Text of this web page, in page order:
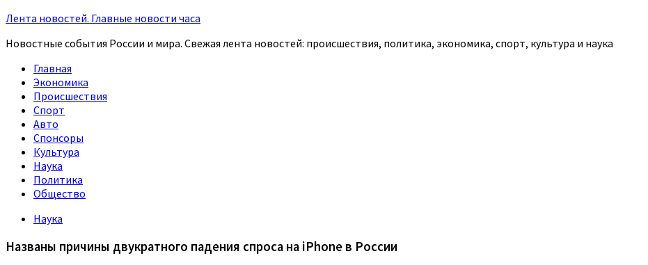
Лента новостей. Главные новости часа
Новостные события России и мира. Свежая лента новостей: происшествия, политика, экономика, спорт, культура и наука
Главная
Экономика
Происшествия
Спорт
Авто
Спонсоры
Культура
Наука
Политика
Общество
Наука
Названы причины двукратного падения спроса на iPhone в России